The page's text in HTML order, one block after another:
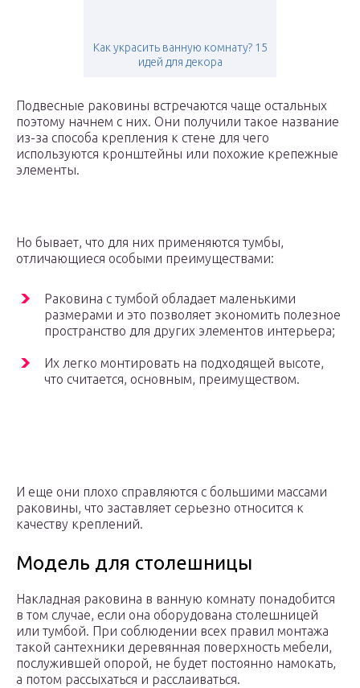
Как украсить ванную комнату? 15
идей для декора
Подвесные раковины встречаются чаще остальных
поэтому начнем с них. Они получили такое название
из-за способа крепления к стене для чего
используются кронштейны или похожие крепежные
элементы.
Но бывает, что для них применяются тумбы,
отличающиеся особыми преимуществами:
Раковина с тумбой обладает маленькими
размерами и это позволяет экономить полезное
пространство для других элементов интерьера;
Их легко монтировать на подходящей высоте,
что считается, основным, преимуществом.
И еще они плохо справляются с большими массами
раковины, что заставляет серьезно относится к
качеству креплений.
Модель для столешницы
Накладная раковина в ванную комнату понадобится
в том случае, если она оборудована столешницей
или тумбой. При соблюдении всех правил монтажа
такой сантехники деревянная поверхность мебели,
послужившей опорой, не будет постоянно намокать,
а потом рассыхаться и расслаиваться.